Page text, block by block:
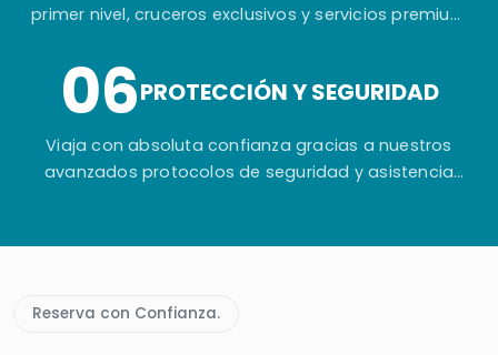
primer nivel, cruceros exclusivos y servicios premium
06PROTECCIÓN Y SEGURIDAD
Viaja con absoluta confianza gracias a nuestros
avanzados protocolos de seguridad y asistencia
Reserva con Confianza.